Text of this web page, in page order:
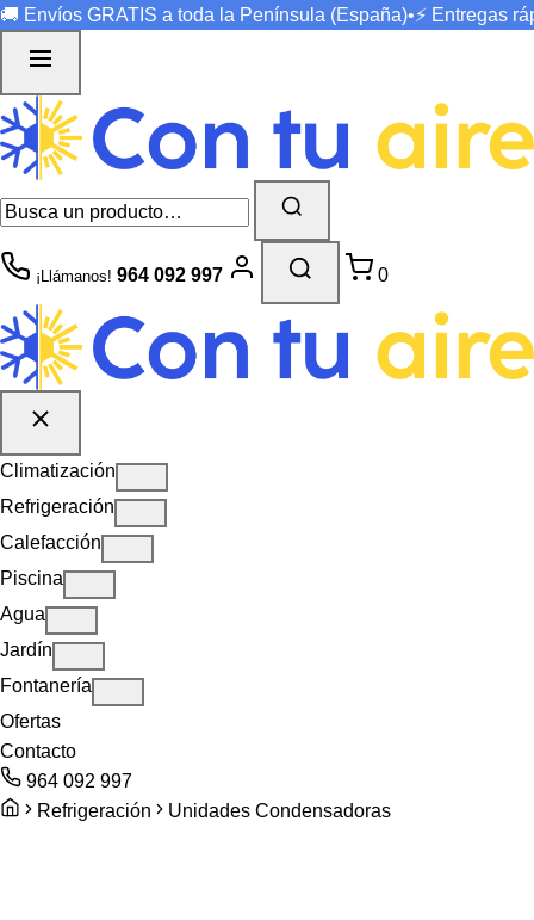
🚚 Envíos GRATIS a toda la Península (España)•⚡ Entregas
¡Llámanos! 964 092 997 0
Climatización
Refrigeración
Calefacción
Piscina
Agua
Jardín
Fontanería
Ofertas
Contacto
964 092 997
Refrigeración
Unidades Condensadoras